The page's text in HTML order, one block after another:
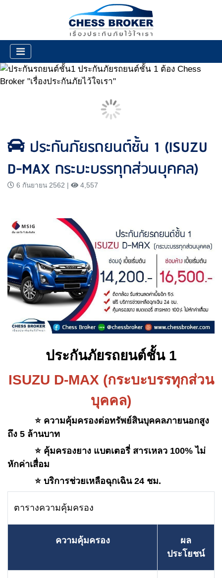
ประกันภัยรถยนต์ชั้น 1 (ISUZU
D-MAX กระบะบรรทุกส่วนบุคคล)
6 กันยายน 2562 | 4,557
ประกันภัยรถยนต์ชั้น 1
ISUZU D-MAX (กระบะบรรทุกส่วน
บุคคล)
⭐️ ความคุ้มครองต่อทรัพย์สินบุคคลภายนอกสูง
ถึง 5 ล้านบาท
⭐️ คุ้มครองยาง แบตเตอรี่ สารเหลว 100% ไม่
หักค่าเสื่อม
⭐️ บริการช่วยเหลือฉุกเฉิน 24 ชม.
ตารางความคุ้มครอง
ความคุ้มครอง
ผล
ประโยชน์